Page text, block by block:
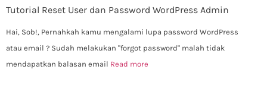
Tutorial Reset User dan Password WordPress Admin
Hai, Sob!, Pernahkah kamu mengalami lupa password WordPress
atau email ? Sudah melakukan "forgot password" malah tidak
mendapatkan balasan email Read more